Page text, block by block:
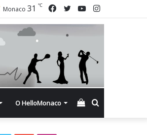
Instagram
YouTube
Twitter
Facebook
Monaco 31 ℃
О HelloMonaco Смотреть